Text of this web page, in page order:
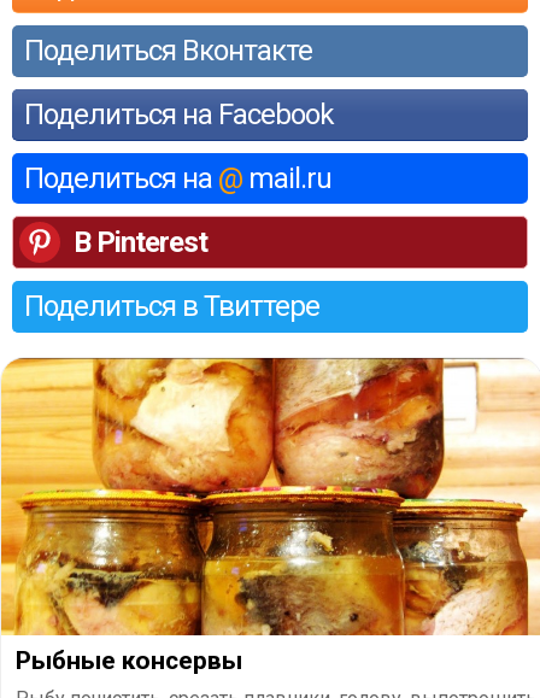
Поделиться Вконтакте
Поделиться на Facebook
Поделиться на @ mail.ru
В Pinterest
Поделиться в Твиттере
​Рыбные консервы